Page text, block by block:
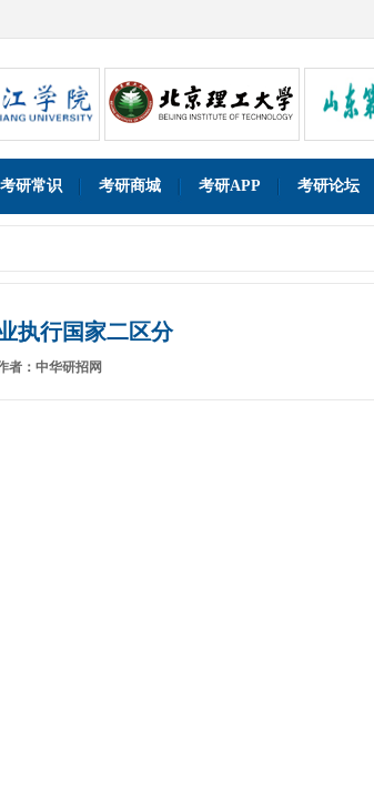
考研常识 考研商城 考研APP 考研论坛
执行国家二区分
者：中华研招网